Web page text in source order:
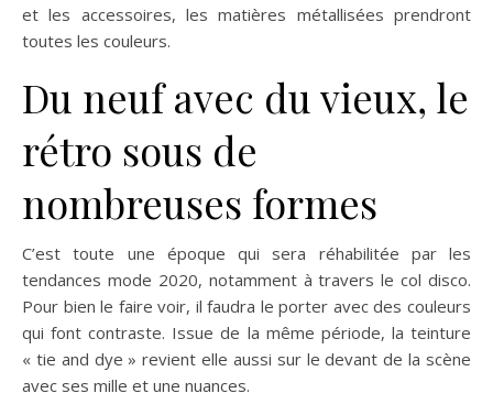
et les accessoires, les matières métallisées prendront
toutes les couleurs.
Du neuf avec du vieux, le
rétro sous de
nombreuses formes
C’est toute une époque qui sera réhabilitée par les
tendances mode 2020, notamment à travers le col disco.
Pour bien le faire voir, il faudra le porter avec des couleurs
qui font contraste. Issue de la même période, la teinture
« tie and dye » revient elle aussi sur le devant de la scène
avec ses mille et une nuances.